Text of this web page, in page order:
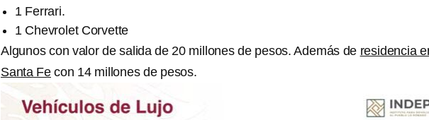
1 Ferrari.
1 Chevrolet Corvette
Algunos con valor de salida de 20 millones de pesos. Además de residencia
Santa Fe con 14 millones de pesos.